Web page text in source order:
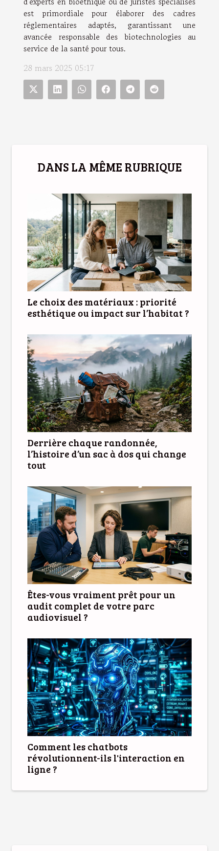
est primordiale pour élaborer des cadres
réglementaires adaptés, garantissant une
avancée responsable des biotechnologies au
service de la santé pour tous.
28 mars 2025 05:17
DANS LA MÊME RUBRIQUE
Le choix des matériaux : priorité
esthétique ou impact sur l’habitat ?
Derrière chaque randonnée,
l’histoire d’un sac à dos qui change
tout
Êtes-vous vraiment prêt pour un
audit complet de votre parc
audiovisuel ?
Comment les chatbots
révolutionnent-ils l'interaction en
ligne ?